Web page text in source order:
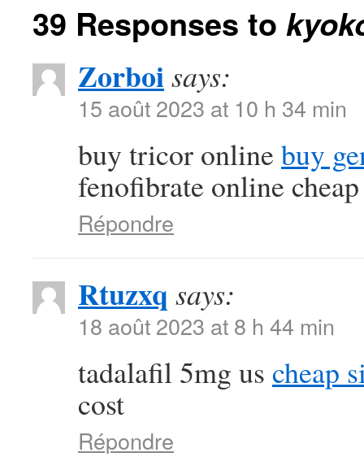
39 Responses to
Zorboisays:
15 août 2023 at 10 h 34 min
buy tricor online buy
fenofibrate online cheap
Répondre
Rtuzxq says:
18 août 2023 at 8 h 44 min
tadalafil 5mg us cheap
cost
Répondre